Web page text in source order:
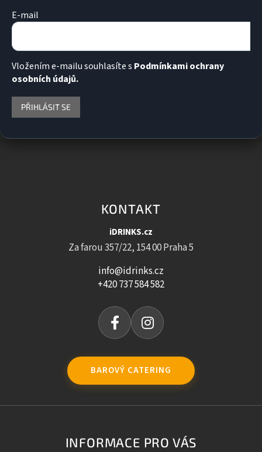
E-mail
Vložením e-mailu souhlasíte s Podmínkami ochrany
osobních údajů.
PŘIHLÁSIT SE
KONTAKT
iDRINKS.cz
Za farou 357/22, 154 00 Praha 5
info@idrinks.cz
+420 737 584 582
BAROVÝ CATERING
INFORMACE PRO VÁS